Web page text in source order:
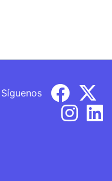
Síguenos